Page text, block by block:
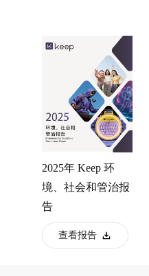
2025年 Keep 环
境、社会和管治报
告
查看报告